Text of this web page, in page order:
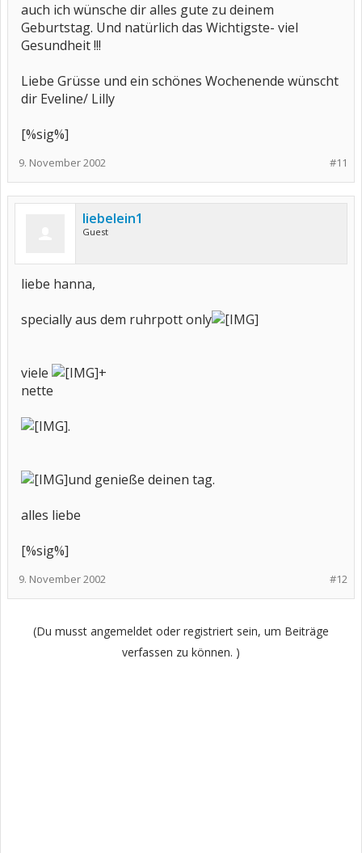
auch ich wünsche dir alles gute zu deinem
Geburtstag. Und natürlich das Wichtigste- viel
Gesundheit !!!
Liebe Grüsse und ein schönes Wochenende wünscht
dir Eveline/ Lilly
[%sig%]
#11
9. November 2002
liebelein1
Guest
liebe hanna,
specially aus dem ruhrpott only
viele
+
nette
.
und genieße deinen tag.
alles liebe
[%sig%]
#12
9. November 2002
(Du musst angemeldet oder registriert sein, um Beiträge
verfassen zu können. )